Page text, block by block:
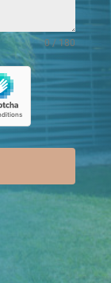
0 / 180